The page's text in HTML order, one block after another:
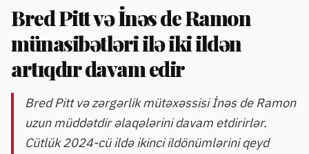
Bred Pitt və İnəs de Ramon
münasibətləri ilə iki ildən
artıqdır davam edir
Bred Pitt və zərgərlik mütəxəssisi İnəs de Ramon
uzun müddətdir əlaqələrini davam etdirirlər.
Cütlük 2024-cü ildə ikinci ildönümlərini qeyd